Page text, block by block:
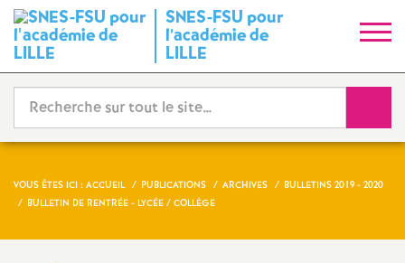
SNES-FSU pour
l’académie de
LILLE
y
n
d
VOUS ÊTES ICI : ACCUEIL PUBLICATIONS ARCHIVES
BULLETINS 2019 - 2020
BULLETIN DE RENTRÉE - LYCÉE / COLLÈGE